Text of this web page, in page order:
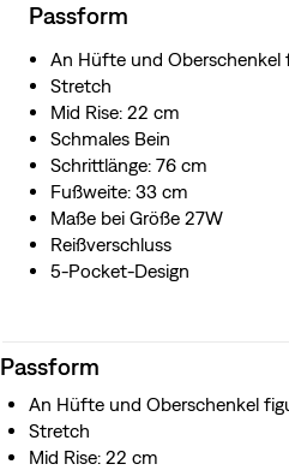
auszuleiern jede Bewegung
Tragen.
Für die Herstellung dieses
TENCEL™ Lyocell verwendet,
nachhaltig gewonnenem Holz.
Passform
An Hüfte und
Stretch
Mid Rise: 22 cm
Schmales Bein
Schrittlänge: 76 cm
Fußweite: 33 cm
Maße bei Größe 27W
Reißverschluss
5-Pocket-Design
Passform
An Hüfte und Oberschenkel
Stretch
Mid Rise: 22 cm